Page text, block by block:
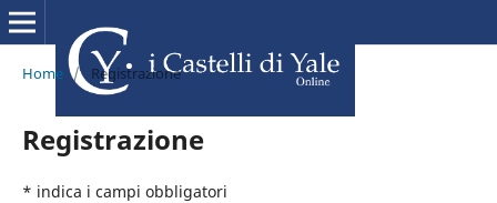
Home / Registrazione
Registrazione
* indica i campi obbligatori